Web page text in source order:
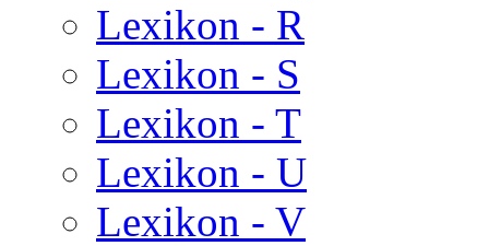
Lexikon - R
Lexikon - S
Lexikon - T
Lexikon - U
Lexikon - V